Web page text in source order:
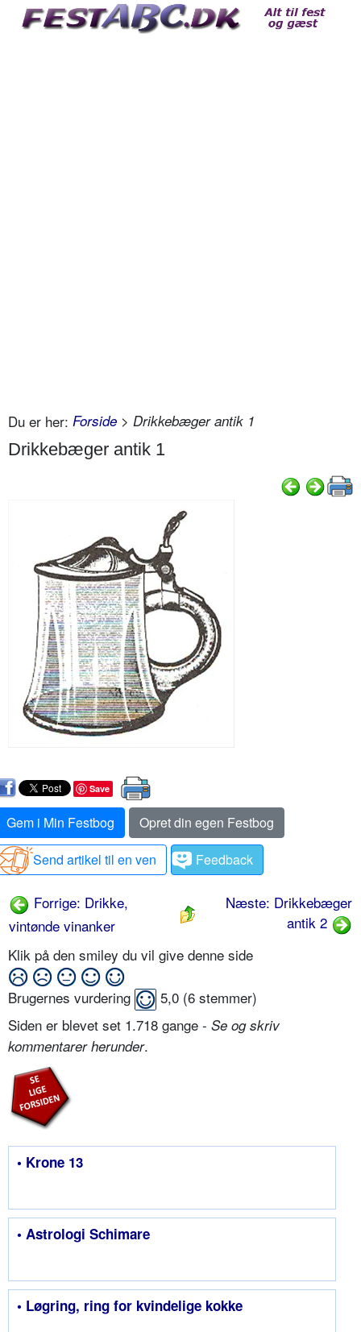
Du er her: Forside > Drikkebæger antik 1
Drikkebæger antik 1
Save
Gem i Min Festbog
Opret din egen Festbog
Send artikel til en ven
Feedback
Forrige: Drikke,
vintønde vinanker
Næste: Drikkebæger
antik 2
Klik på den smiley du vil give denne side
Brugernes vurdering 5,0 (6 stemmer)
Siden er blevet set 1.718 gange - Se og skriv
kommentarer herunder.
• Krone 13
• Astrologi Schimare
• Løgring, ring for kvindelige kokke